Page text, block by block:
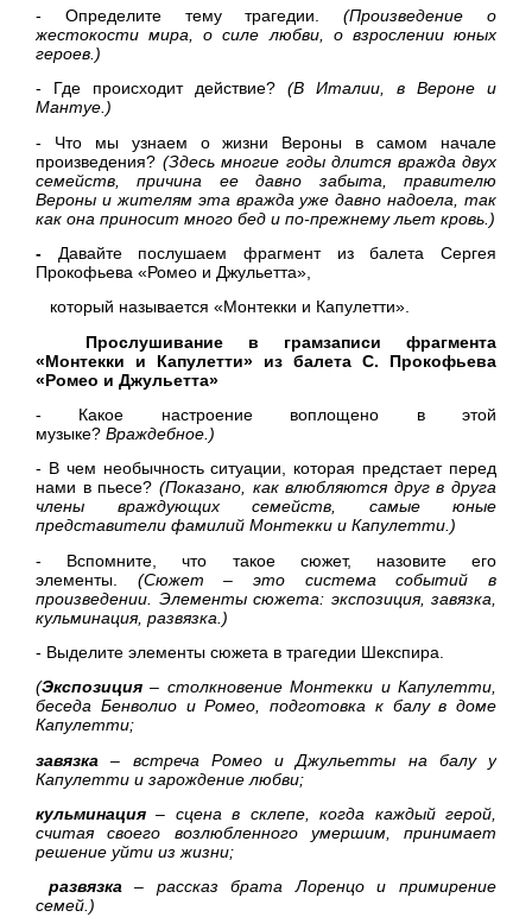
- Определите тему трагедии.(Произведение о
жестокости мира, о силе любви, о взрослении юных
героев.)
- Где происходит действие? (В Италии, в Вероне и
Мантуе.)
- Что мы узнаем о жизни Вероны в самом начале
произведения? (Здесь многие годы длится вражда двух
семейств, причина еедавно забыта, правителю
Вероны и жителям эта вражда ужедавно надоела, так
как она приносит много бед и по-прежнемульет кровь.)
- Давайте послушаем фрагмент из балета Сергея
Прокофьева «Ромео и Джульетта»,
который называется «Монтекки и Капулетти».
Прослушивание в грамзаписи фрагмента
«Монтекки и Капулетти» из балета С. Прокофьева
«Ромео и Джульетта»
- Какое настроение воплощено в этой
музыке? Враждебное.)
- В чем необычность ситуации, которая предстает перед
нами в пьесе? (Показано, как влюбляются друг в друга
члены враждующих семейств, самые юные
представители фамилий Монтекки и Капулетти.)
- Вспомните, что такое сюжет, назовите его
элементы. (Сюжет – это система событий в
произведении. Элементы сюжета: экспозиция, завязка,
кульминация, развязка.)
- Выделите элементы сюжета в трагедии Шекспира.
(Экспозиция – столкновение Монтекки и Капулетти,
беседа Бенволио и Ромео, подготовка к балу в доме
Капулетти;
завязка – встреча Ромео и Джульетты на балу у
Капулетти и зарождение любви;
кульминация– сцена в склепе, когда каждый герой,
считаясвоего возлюбленного умершим, принимает
решение уйти из жизни;
развязка – рассказ брата Лоренцо и примирение
семей.)